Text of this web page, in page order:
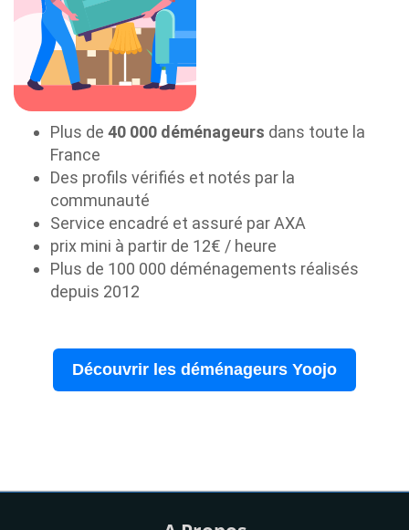
Plus de 40 000 déménageurs dans toute la
France
Des profils vérifiés et notés par la
communauté
Service encadré et assuré par AXA
prix mini à partir de 12€ / heure
Plus de 100 000 déménagements réalisés
depuis 2012
Découvrir les déménageurs Yoojo